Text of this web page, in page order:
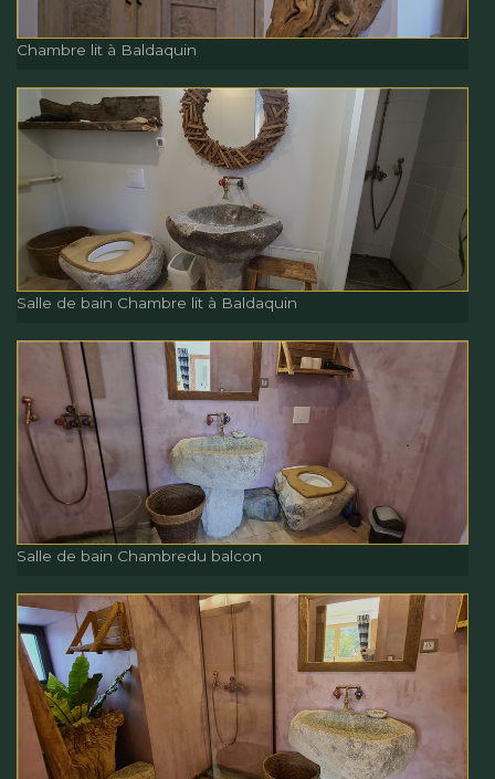
Chambre lit à Baldaquin
Chambre lit à Baldaquin
Salle de bain Chambre lit à Baldaquin
Salle de bain Chambre lit à
Baldaquin
Salle de bain Chambredu balcon
Salle de bain Chambredu
balcon